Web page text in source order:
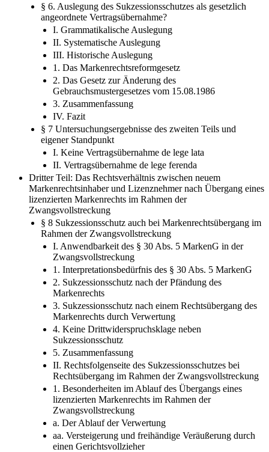
§ 6. Auslegung des Sukzessionsschutzes als gesetzlich
angeordnete Vertragsübernahme?
I. Grammatikalische Auslegung
II. Systematische Auslegung
III. Historische Auslegung
1. Das Markenrechtsreformgesetz
2. Das Gesetz zur Änderung des
Gebrauchsmustergesetzes vom 15.08.1986
3. Zusammenfassung
IV. Fazit
§ 7 Untersuchungsergebnisse des zweiten Teils und
eigener Standpunkt
I. Keine Vertragsübernahme de lege lata
II. Vertragsübernahme de lege ferenda
Dritter Teil: Das Rechtsverhältnis zwischen neuem
Markenrechtsinhaber und Lizenznehmer nach Übergang eines
lizenzierten Markenrechts im Rahmen der
Zwangsvollstreckung
§ 8 Sukzessionsschutz auch bei Markenrechtsübergang im
Rahmen der Zwangsvollstreckung
I. Anwendbarkeit des § 30 Abs. 5 MarkenG in der
Zwangsvollstreckung
1. Interpretationsbedürfnis des § 30 Abs. 5 MarkenG
2. Sukzessionsschutz nach der Pfändung des
Markenrechts
3. Sukzessionsschutz nach einem Rechtsübergang des
Markenrechts durch Verwertung
4. Keine Drittwiderspruchsklage neben
Sukzessionsschutz
5. Zusammenfassung
II. Rechtsfolgenseite des Sukzessionsschutzes bei
Rechtsübergang im Rahmen der Zwangsvollstreckung
1. Besonderheiten im Ablauf des Übergangs eines
lizenzierten Markenrechts im Rahmen der
Zwangsvollstreckung
a. Der Ablauf der Verwertung
aa. Versteigerung und freihändige Veräußerung durch
einen Gerichtsvollzieher